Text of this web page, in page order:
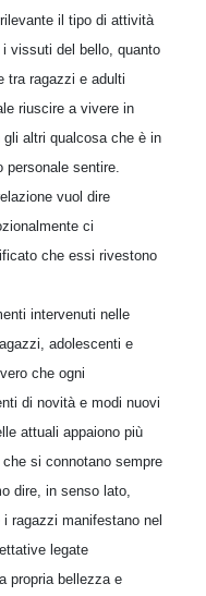
il tipo di attività
vissuti del bello, quanto
tra ragazzi e adulti
riuscire a vivere in
altri qualcosa che è in
sentire.
vuol dire
ci
che essi rivestono
intervenuti nelle
adolescenti e
che ogni
di novità e modi nuovi
attuali appaiono più
si connotano sempre
dire, in senso lato,
ragazzi manifestano nel
legate
propria bellezza e